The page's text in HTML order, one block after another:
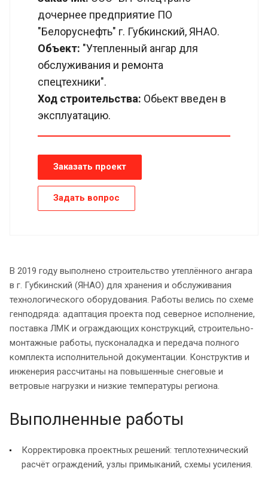
дочернее предприятие ПО
"Белоруснефть" г. Губкинский, ЯНАО.
Объект: "Утепленный ангар для
обслуживания и ремонта
спецтехники".
Ход строительства: Обьект введен в
эксплуатацию.
Заказать проект
Задать вопрос
В 2019 году выполнено строительство утеплённого ангара
в г. Губкинский (ЯНАО) для хранения и обслуживания
технологического оборудования. Работы велись по схеме
генподряда: адаптация проекта под северное исполнение,
поставка ЛМК и ограждающих конструкций, строительно-
монтажные работы, пусконаладка и передача полного
комплекта исполнительной документации. Конструктив и
инженерия рассчитаны на повышенные снеговые и
ветровые нагрузки и низкие температуры региона.
Выполненные работы
Корректировка проектных решений: теплотехнический
расчёт ограждений, узлы примыканий, схемы усиления.